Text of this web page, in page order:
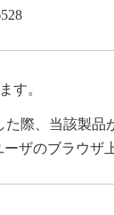
す。
際、当該製品
のブラウザ